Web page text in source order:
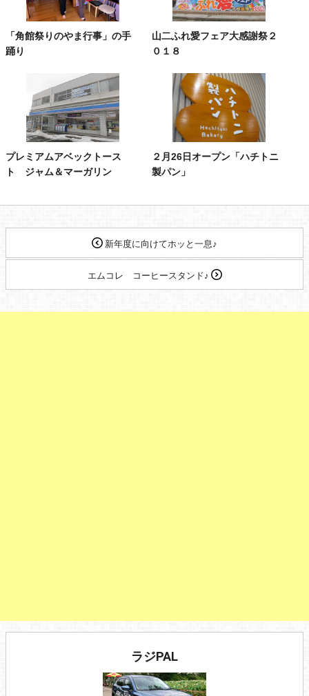
「角館祭りのやま行事」の手
踊り
山二ふれ愛フェア大感謝祭２
０１８
プレミアムアベックトース
ト ジャム＆マーガリン
２月26日オープン「ハチトニ
製パン」
新年度に向けてホッと一息♪
エムコレ コーヒースタンド♪
ラジPAL